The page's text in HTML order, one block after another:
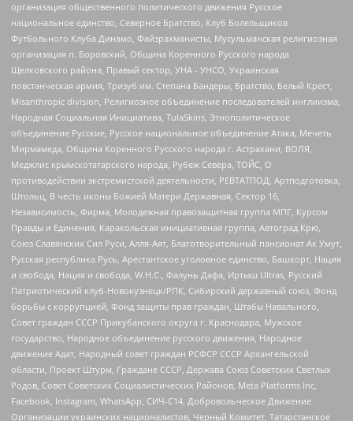
организация общественного политического движения Русское
национальное единство, Северное Братство, Клуб Болельщиков
Футбольного Клуба Динамо, Файзрахманисты, Мусульманская религиозная
организация п. Боровский, Община Коренного Русского народа
Щелковского района, Правый сектор, УНА - УНСО, Украинская
повстанческая армия, Тризуб им. Степана Бандеры, Братство, Белый Крест,
Misanthropic division, Религиозное объединение последователей инглиизма,
Народная Социальная Инициатива, TulaSkins, Этнополитическое
объединение Русские, Русское национальное объединение Атака, Мечеть
Мирмамеда, Община Коренного Русского народа г. Астрахани, ВОЛЯ,
Меджлис крымскотатарского народа, Рубеж Севера, ТОЙС, О
противодействии экстремистской деятельности, РЕВТАТПОД, Артподготовка,
Штольц, В честь иконы Божией Матери Державная, Сектор 16,
Независимость, Фирма, Молодежная правозащитная группа МПГ, Курсом
Правды и Единения, Каракольская инициативная группа, Автоград Крю,
Союз Славянских Сил Руси, Алля-Аят, Благотворительный пансионат Ак Умут,
Русская республика Русь, Арестантское уголовное единство, Башкорт, Нация
и свобода, Нация и свобода, W.H.С., Фалунь Дафа, Иртыш Ultras, Русский
Патриотический клуб-Новокузнецк/РПК, Сибирский державный союз, Фонд
борьбы с коррупцией, Фонд защиты прав граждан, Штабы Навального,
Совет граждан СССР Прикубанского округа г. Краснодара, Мужское
государство, Народное объединение русского движения, Народное
движение Адат, Народный совет граждан РСФСР СССР Архангельской
области, Проект Штурм, Граждане СССР, Держава Союз Советских Светлых
Родов, Совет Советских Социалистических Районов, Meta Platforms Inc,
Facebook, Instagram, WhatsApp, СИЧ-С14, Добровольческое Движение
Организации украинских националистов, Черный Комитет, Татарстанское